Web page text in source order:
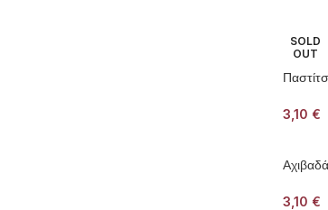
SOLD
OUT
3,10 €
3,10 €